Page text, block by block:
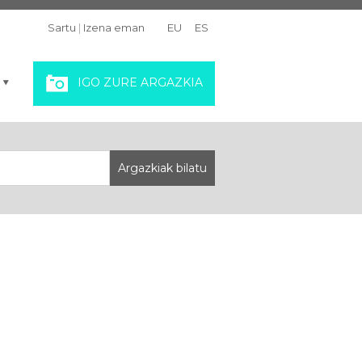
Sartu | Izena eman EU ES
IGO ZURE ARGAZKIA